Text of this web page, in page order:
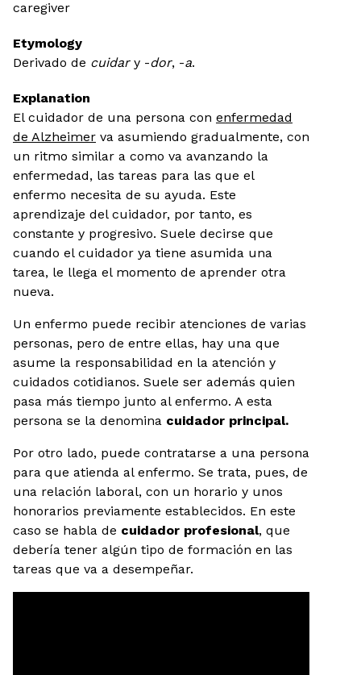
caregiver
Etymology
Derivado de cuidar y -dor, -a.
Explanation
El cuidador de una persona con enfermedad
de Alzheimer va asumiendo gradualmente, con
un ritmo similar a como va avanzando la
enfermedad, las tareas para las que el
enfermo necesita de su ayuda. Este
aprendizaje del cuidador, por tanto, es
constante y progresivo. Suele decirse que
cuando el cuidador ya tiene asumida una
tarea, le llega el momento de aprender otra
nueva.
Un enfermo puede recibir atenciones de varias
personas, pero de entre ellas, hay una que
asume la responsabilidad en la atención y
cuidados cotidianos. Suele ser además quien
pasa más tiempo junto al enfermo. A esta
persona se la denomina cuidador principal.
Por otro lado, puede contratarse a una persona
para que atienda al enfermo. Se trata, pues, de
una relación laboral, con un horario y unos
honorarios previamente establecidos. En este
caso se habla de cuidador profesional, que
debería tener algún tipo de formación en las
tareas que va a desempeñar.